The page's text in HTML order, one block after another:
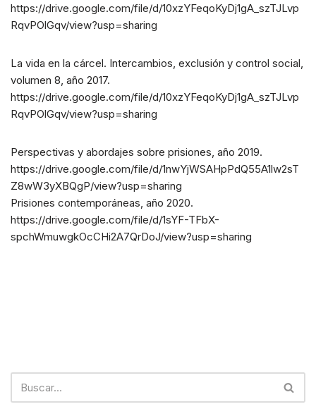
https://drive.google.com/file/d/10xzYFeqoKyDj1gA_szTJLvp
RqvPOlGqv/view?usp=sharing
La vida en la cárcel. Intercambios, exclusión y control social,
volumen 8, año 2017.
https://drive.google.com/file/d/10xzYFeqoKyDj1gA_szTJLvp
RqvPOlGqv/view?usp=sharing
Perspectivas y abordajes sobre prisiones, año 2019.
https://drive.google.com/file/d/1nwYjWSAHpPdQ55A1lw2sT
Z8wW3yXBQgP/view?usp=sharing
Prisiones contemporáneas, año 2020.
https://drive.google.com/file/d/1sYF-TFbX-
spchWmuwgkOcCHi2A7QrDoJ/view?usp=sharing